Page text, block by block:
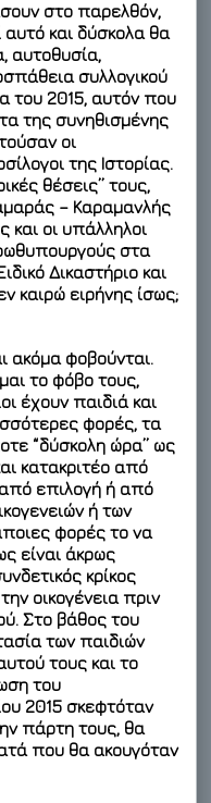
στο παρελθόν,
και δύσκολα θα
αυτοθυσία,
συλλογικού
του 2015, αυτόν που
της συνηθισμένης
οι
της Ιστορίας.
θέσεις” τους,
– Καραμανλής
και οι υπάλληλοι
στα
Δικαστήριο και
καιρώ ειρήνης ίσως;
ακόμα φοβούνται.
το φόβο τους,
έχουν παιδιά και
φορές, τα
“δύσκολη ώρα” ως
κατακριτέο από
επιλογή ή από
ή των
φορές το να
είναι άκρως
κρίκος
οικογένεια πριν
Στο βάθος του
των παιδιών
τους και το
του
2015 σκεφτόταν
πάρτη τους, θα
που θα ακουγόταν